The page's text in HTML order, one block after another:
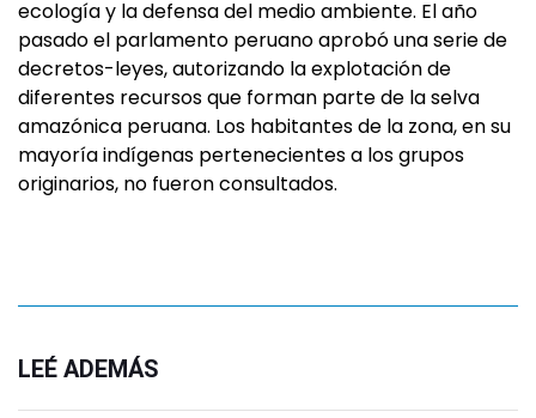
ecología y la defensa del medio ambiente. El año
pasado el parlamento peruano aprobó una serie de
decretos-leyes, autorizando la explotación de
diferentes recursos que forman parte de la selva
amazónica peruana. Los habitantes de la zona, en su
mayoría indígenas pertenecientes a los grupos
originarios, no fueron consultados.
LEÉ ADEMÁS